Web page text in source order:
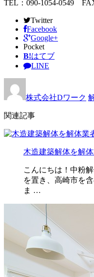
TEL：090-1054-0549
Twitter
Facebook
Google+
Pocket
B!はてブ
LINE
株式会社Dワーク
関連記事
木造建築解体を解
こんにちは！中粉
を置き、高崎市を
ま …